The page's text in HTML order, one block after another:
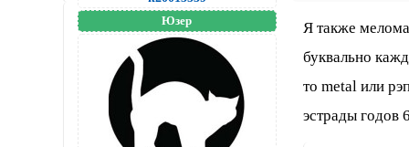
Юзер
Я также
буквально
то metal или
эстрады годов